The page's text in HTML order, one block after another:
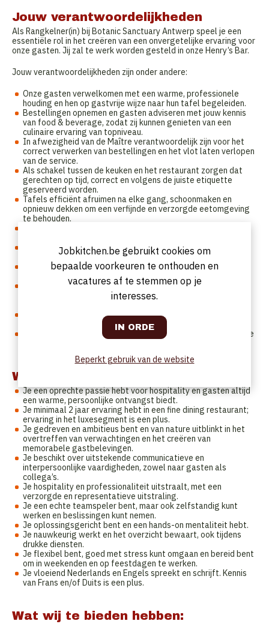
Jouw verantwoordelijkheden
Als Rangkelner(in) bij Botanic Sanctuary Antwerp speel je een
essentiële rol in het creëren van een onvergetelijke ervaring voor
onze gasten. Jij zal te werk worden gesteld in onze Henry’s Bar.
Jouw verantwoordelijkheden zijn onder andere:
Onze gasten verwelkomen met een warme, professionele
houding en hen op gastvrije wijze naar hun tafel begeleiden.
Bestellingen opnemen en gasten adviseren met jouw kennis
van food & beverage, zodat zij kunnen genieten van een
culinaire ervaring van topniveau.
In afwezigheid van de Maître verantwoordelijk zijn voor het
correct verwerken van bestellingen en het vlot laten verlopen
van de service.
Als schakel tussen de keuken en het restaurant zorgen dat
gerechten op tijd, correct en volgens de juiste etiquette
geserveerd worden.
Tafels efficiënt afruimen na elke gang, schoonmaken en
opnieuw dekken om een verfijnde en verzorgde eetomgeving
te behouden.
Een nauwgezette mise en place voorbereiden zodat alles
perfect klaarstaat voor een vlotte service.
Warme en koude dranken bereiden en serveren volgens de
huisstandaarden met aandacht voor detail.
Direct communiceren met de keuken over speciale wensen of
allergieën om een persoonlijke service voor iedere gast te
Voorraadniveaus tijdig controleren en aanvullen zodat het
team altijd goed voorbereid is.
Nauw samenwerken met het team onder leiding van de Maître
Wij zoeken jou als:
Je een oprechte passie hebt voor hospitality en gasten altijd
een warme, persoonlijke ontvangst biedt.
Je minimaal 2 jaar ervaring hebt in een fine dining restaurant;
ervaring in het luxesegment is een plus.
Je gedreven en ambitieus bent en van nature uitblinkt in het
overtreffen van verwachtingen en het creëren van
memorabele gastbelevingen.
Je beschikt over uitstekende communicatieve en
interpersoonlijke vaardigheden, zowel naar gasten als
collega’s.
Je hospitality en professionaliteit uitstraalt, met een
verzorgde en representatieve uitstraling.
Je een echte teamspeler bent, maar ook zelfstandig kunt
werken en beslissingen kunt nemen.
Je oplossingsgericht bent en een hands-on mentaliteit hebt.
Je nauwkeurig werkt en het overzicht bewaart, ook tijdens
drukke diensten.
Je flexibel bent, goed met stress kunt omgaan en bereid bent
om in weekenden en op feestdagen te werken.
Je vloeiend Nederlands en Engels spreekt en schrijft. Kennis
van Frans en/of Duits is een plus.
Wat wij te bieden hebben:
Jobkitchen.be gebruikt cookies om
bepaalde voorkeuren te onthouden en
vacatures af te stemmen op je
interesses.
Beperkt gebruik van de website